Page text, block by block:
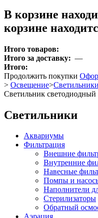
В корзине
корзине
Итого товаров:
Итого за доставку: —
Итого:
Продолжить покупки
> Освещение>Светильники
Светильник светодиодный
Светильники
Аквариумы
Фильтрация
Внешние
Внутренние
Навесные
Помпы и
Наполнители
Стерилизаторы
Обратный